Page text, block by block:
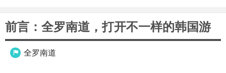
前言：全罗南道，打开不一样的韩国游
 全罗南道